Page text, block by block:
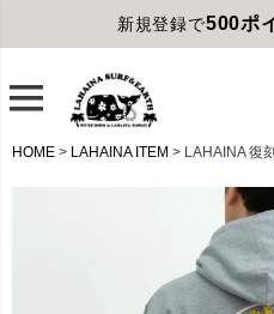
新規登録で500ポ
HOME LAHAINA ITEM LAHAINA 復